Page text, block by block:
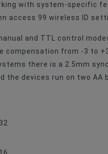
with system-specific
access 99 wireless ID
and TTL control
compensation from -3 to
there is a 2.5mm
the devices run on two AA
32